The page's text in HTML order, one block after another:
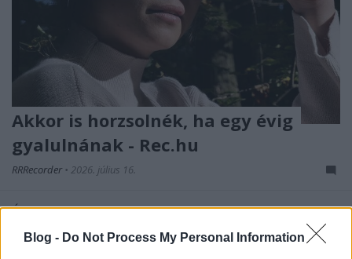
Blog - Do Not Process My Personal Information
Akkor is horzsolnék, ha egy évig
gyalulnának - Rec.hu
RRRecorder • 2026. július 16.
Én olyan talajszintet teremtek a gyereknek, hogy
egyből virágnak születhessen meg, ne gyökérnek. Az
igazi ellen csak a kamu lázad. Nem látod őket, csak